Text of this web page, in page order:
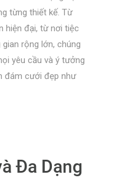
từng thiết kế. Từ
hiện đại, từ nơi tiệc
rộng lớn, chúng
yêu cầu và ý tưởng
đám cưới đẹp như
Đa Dạng